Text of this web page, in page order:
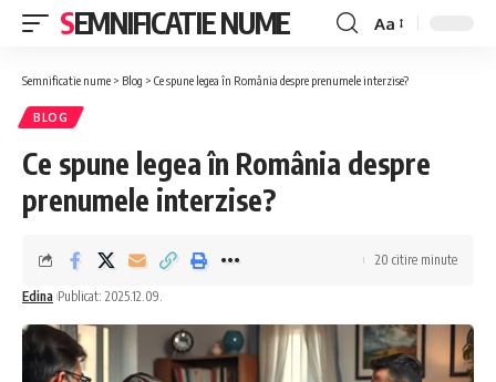
SEMNIFICATIE NUME
Font
Aa
Semnificatie nume > Blog > Ce spune legea în România despre prenumele interzise?
BLOG
Ce spune legea în România despre
prenumele interzise?
Edina Publicat: 2025.12.09.
20 citire minute